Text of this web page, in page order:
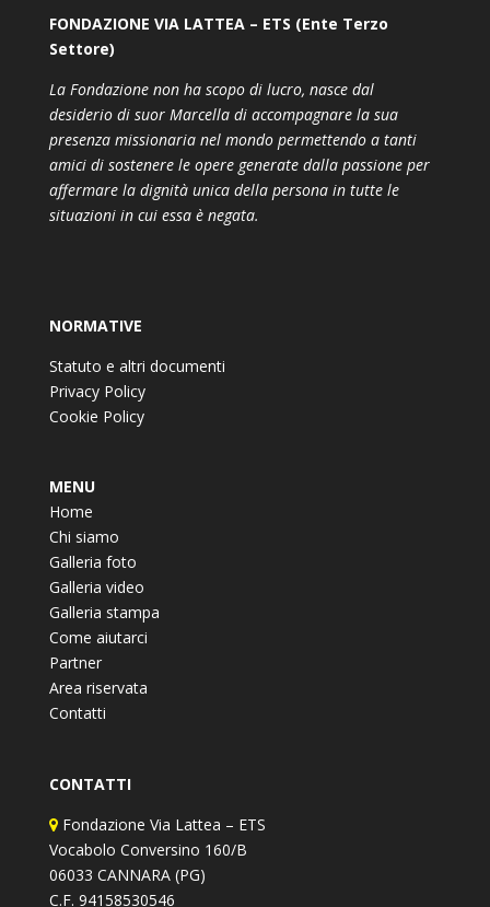
FONDAZIONE VIA LATTEA – ETS (Ente Terzo
Settore)
La Fondazione non ha scopo di lucro, nasce dal
desiderio di suor Marcella di accompagnare la sua
presenza missionaria nel mondo permettendo a tanti
amici di sostenere le opere generate dalla passione per
affermare la dignità unica della persona in tutte le
situazioni in cui essa è negata.
NORMATIVE
Statuto e altri documenti
Privacy Policy
Cookie Policy
MENU
Home
Chi siamo
Galleria foto
Galleria video
Galleria stampa
Come aiutarci
Partner
Area riservata
Contatti
CONTATTI
Fondazione Via Lattea – ETS
Vocabolo Conversino 160/B
06033 CANNARA (PG)
C.F. 94158530546